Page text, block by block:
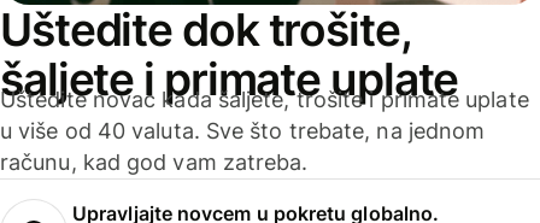
Uštedite dok trošite,
šaljete i primate uplate
Uštedite novac kada šaljete, trošite i primate uplate
u više od 40 valuta. Sve što trebate, na jednom
računu, kad god vam zatreba.
Upravljajte novcem u pokretu globalno.